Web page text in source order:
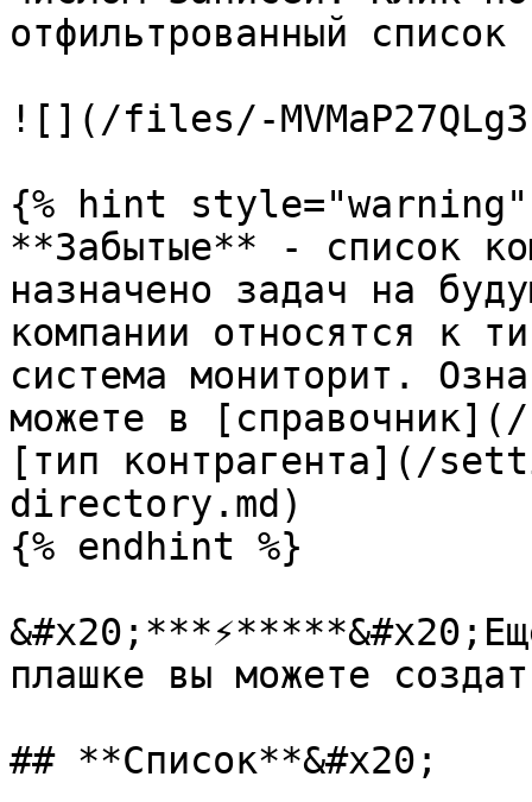
отфильтрованный
![](/files/-
{% hint style="warning"
**Забытые** - список
назначено задач на
компании относятся к
система мониторит.
можете в
[тип контрагента](/
directory.md)
{% endhint %}
плашке вы можете
## **Список**&#x20;